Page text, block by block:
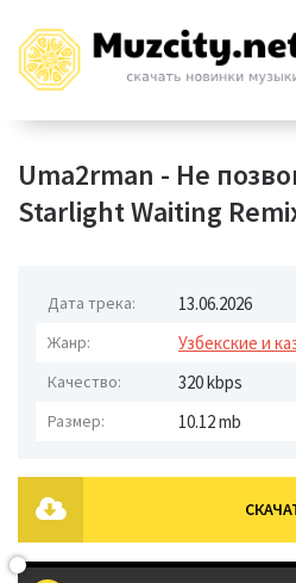
Uma2rman - Не
Starlight Waiting
Дата трека: 13.06.2026
Жанр: Узбекские и
Качество: 320 kbps
Размер: 10.12 mb